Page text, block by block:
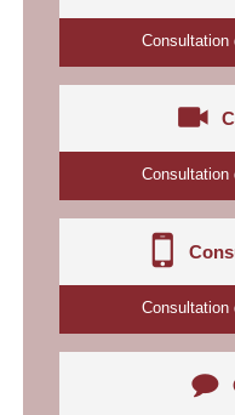
Consultation
Consultation
Consultation